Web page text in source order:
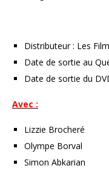
Distributeur : Les
Date de sortie au
Date de sortie du
Avec :
Lizzie Brocheré
Olympe Borval
Simon Abkarian